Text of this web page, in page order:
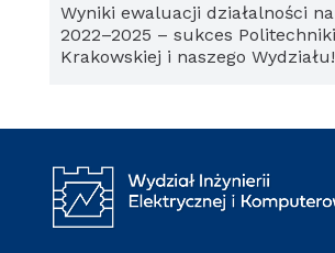
Wyniki ewaluacji działalności
2022–2025 – sukces Politechniki
Krakowskiej i naszego Wydziału!